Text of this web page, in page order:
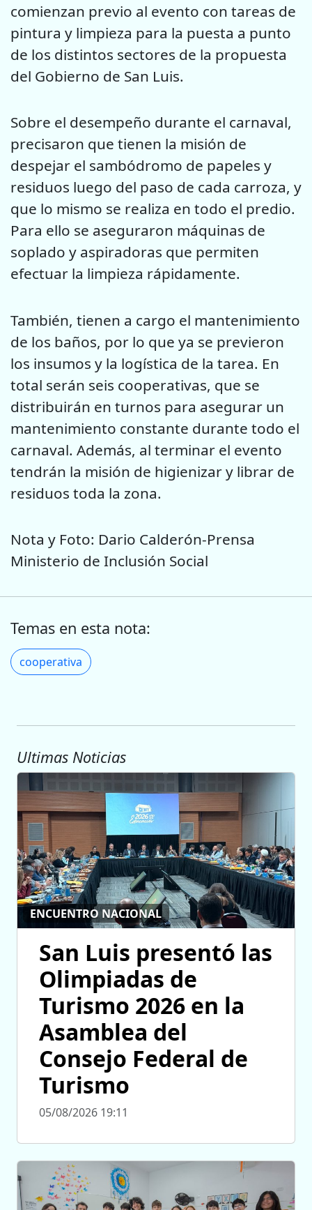
comienzan previo al evento con tareas de
pintura y limpieza para la puesta a punto
de los distintos sectores de la propuesta
del Gobierno de San Luis.
Sobre el desempeño durante el carnaval,
precisaron que tienen la misión de
despejar el sambódromo de papeles y
residuos luego del paso de cada carroza, y
que lo mismo se realiza en todo el predio.
Para ello se aseguraron máquinas de
soplado y aspiradoras que permiten
efectuar la limpieza rápidamente.
También, tienen a cargo el mantenimiento
de los baños, por lo que ya se previeron
los insumos y la logística de la tarea. En
total serán seis cooperativas, que se
distribuirán en turnos para asegurar un
mantenimiento constante durante todo el
carnaval. Además, al terminar el evento
tendrán la misión de higienizar y librar de
residuos toda la zona.
Nota y Foto: Dario Calderón-Prensa
Ministerio de Inclusión Social
Temas en esta nota:
cooperativa
Ultimas Noticias
ENCUENTRO NACIONAL
San Luis presentó las
Olimpiadas de
Turismo 2026 en la
Asamblea del
Consejo Federal de
Turismo
05/08/2026 19:11